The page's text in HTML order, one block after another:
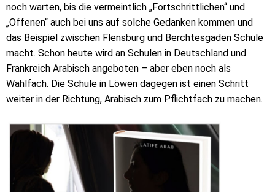
noch warten, bis die vermeintlich „Fortschrittlichen“ und
„Offenen“ auch bei uns auf solche Gedanken kommen und
das Beispiel zwischen Flensburg und Berchtesgaden Schule
macht. Schon heute wird an Schulen in Deutschland und
Frankreich Arabisch angeboten – aber eben noch als
Wahlfach. Die Schule in Löwen dagegen ist einen Schritt
weiter in der Richtung, Arabisch zum Pflichtfach zu machen.